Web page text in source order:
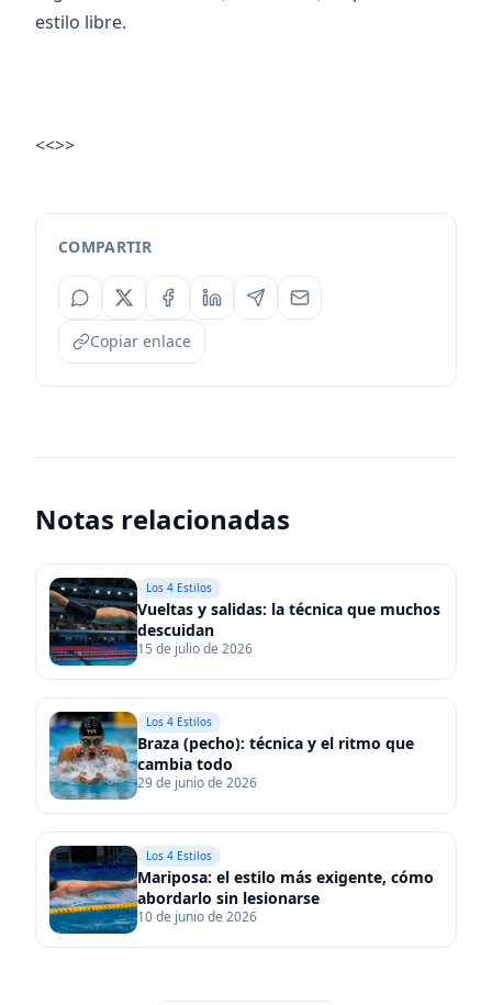
estilo libre.
<<>>
COMPARTIR
Copiar enlace
Notas relacionadas
Los 4 Estilos
Vueltas y salidas: la técnica que muchos
descuidan
15 de julio de 2026
Vueltas y salidas: la técnica que muchos descuidan
Los 4 Estilos
Braza (pecho): técnica y el ritmo que
cambia todo
29 de junio de 2026
Braza (pecho): técnica y el ritmo que cambia todo
Los 4 Estilos
Mariposa: el estilo más exigente, cómo
abordarlo sin lesionarse
10 de junio de 2026
Mariposa: el estilo más exigente, cómo abordarlo sin